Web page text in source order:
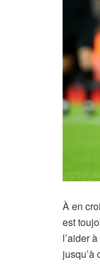
À en
est
l’aider